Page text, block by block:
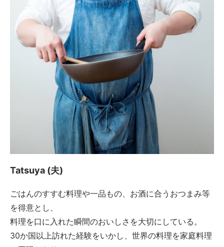
Tatsuya (夫)
ごはんのすすむ料理や一品もの、お酒に合うおつまみ等
を得意とし、
料理を口に入れた瞬間のおいしさを大切にしている。
30か国以上訪れた経験をいかし、世界の料理を家庭料理